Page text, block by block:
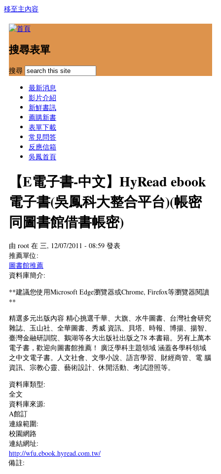
移至主內容
搜尋表單
搜尋
最新消息
影片介紹
新鮮書訊
薦購新書
表單下載
常見問答
反應信箱
吳鳳首頁
【E電子書-中文】HyRead ebook
電子書(吳鳳科大整合平台)(帳密
同圖書館借書帳密)
由 root 在 三, 12/07/2011 - 08:59 發表
推薦單位:
圖書館推薦
資料庫簡介:
**建議您使用Microsoft Edge瀏覽器或Chrome, Firefox等瀏覽器閱讀
**
精選多元出版內容 精心挑選千華、大旗、水牛圖書、台灣社會研究
雜誌、玉山社、全華圖書、秀威 資訊、貝塔、時報、博揚、揚智、
臺灣金融研訓院、鵝湖等各大出版社出版之78 本書籍。另有上萬本
電子書，歡迎向圖書館推薦！ 廣泛學科主題領域 涵蓋各學科領域
之中文電子書。人文社會、文學小說、語言學習、財經商管、電 腦
資訊、宗教心靈、藝術設計、休閒活動、考試證照等。
資料庫類型:
全文
資料庫來源:
A館訂
連線範圍:
校園網路
連結網址:
http://wfu.ebook.hyread.com.tw/
備註: